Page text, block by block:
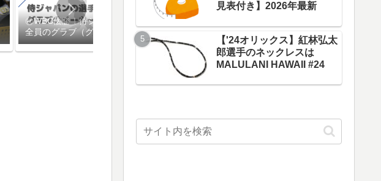
㊗WBC優勝！侍ジャパン選手
全員のグラブ（グローブ）メ
ーカーを一挙紹介！【2026年
最新】
【ロッテ】江村直也選手のグ
見表付き】2026年最新
【'24オリックス】紅林弘太
郎選手のネックレスは
MALULANI HAWAII #24